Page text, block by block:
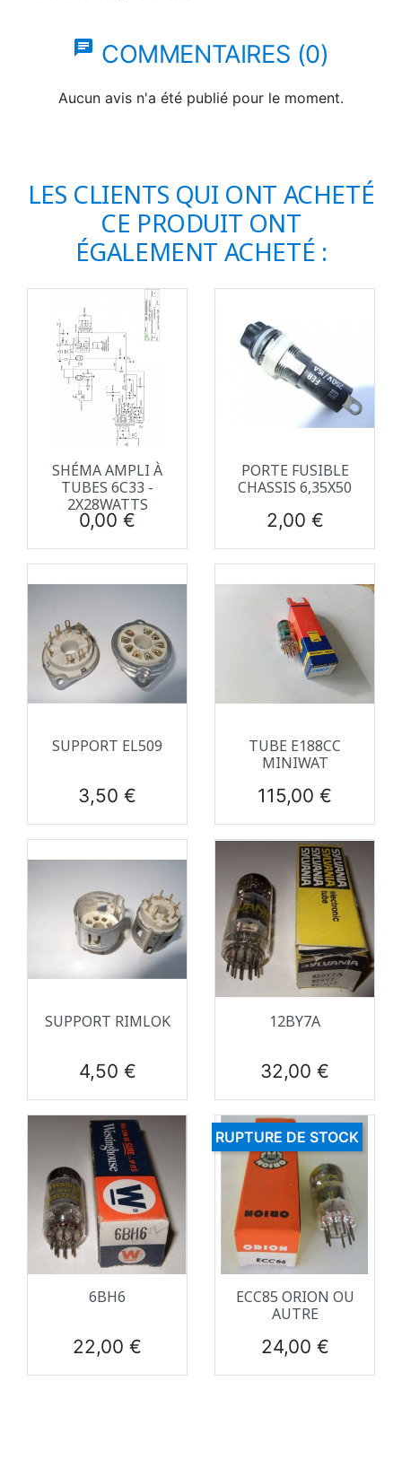
chat COMMENTAIRES (0)
Aucun avis n'a été publié pour le moment.
LES CLIENTS QUI ONT ACHETÉ
CE PRODUIT ONT
ÉGALEMENT ACHETÉ :
SHÉMA AMPLI À
TUBES 6C33 -
2X28WATTS
Prix
0,00 €
PORTE FUSIBLE
CHASSIS 6,35X50
Prix
2,00 €
SUPPORT EL509
Prix
3,50 €
TUBE E188CC
MINIWAT
Prix
115,00 €
SUPPORT RIMLOK
Prix
4,50 €
12BY7A
Prix
32,00 €
6BH6
Prix
22,00 €
ECC85 ORION OU
AUTRE
Prix
24,00 €
RUPTURE DE STOCK